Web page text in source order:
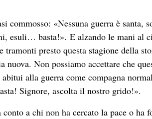
commosso: «Nessuna guerra è santa,
esuli… basta!». E alzando le mani al
presto questa stagione della
Non possiamo accettare che
alla guerra come compagna
Signore, ascolta il nostro grido!».
a chi non ha cercato la pace o ha